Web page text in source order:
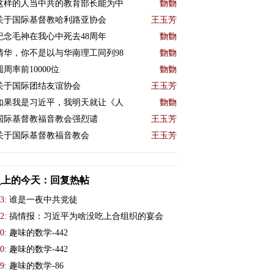
样的人当中共的教育部长能为中
覅覅
于国际基督教哈利路亚协会
王玉芳
念毛神在我心中死去48周年
覅覅
华，你不是以与华南理工同列98
覅覅
周率前10000位
覅覅
于国际团结友谊协会
王玉芳
果我是习近平，我明天就让《人
覅覅
际基督教福音教会强烈谴
王玉芳
于国际基督教福音教会
王玉芳
的今天：回复热帖
谁是一夜中共党徒
搞情报：习近平为啥没吃上合组织的宴会
趣味的数学-442
趣味的数学-442
趣味的数学-86